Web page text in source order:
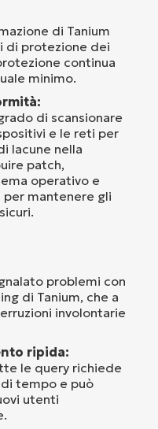
di Tanium
di protezione dei
continua
minimo.
di scansionare
e le reti per
lacune nella
patch,
operativo e
mantenere gli
problemi con
di Tanium, che a
involontarie
ripida:
le query richiede
tempo e può
utenti